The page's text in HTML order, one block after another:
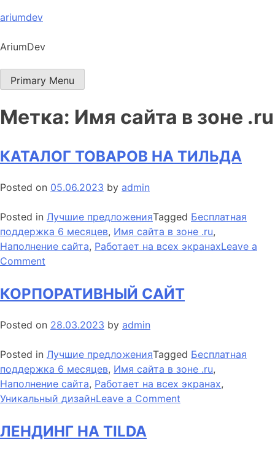
Skip
content
ariumdev
AriumDev
Primary Menu
Метка: Имя сайта в зоне .ru
КАТАЛОГ ТОВАРОВ НА ТИЛЬДА
Posted on 05.06.2023 by admin
Posted in Лучшие предложенияTagged Бесплатная
поддержка 6 месяцев, Имя сайта в зоне .ru,
Наполнение сайта, Работает на всех экранахLeave a
Comment
ТОВАРОВ
НА
ТИЛЬДА
КОРПОРАТИВНЫЙ САЙТ
Posted on 28.03.2023 by admin
Posted in Лучшие предложенияTagged Бесплатная
поддержка 6 месяцев, Имя сайта в зоне .ru,
Наполнение сайта, Работает на всех экранах,
Уникальный дизайнLeave a Comment
ЛЕНДИНГ НА TILDA